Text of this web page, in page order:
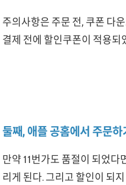
주의사항은 주문 전, 쿠폰 다
결제 전에 할인쿠폰이 적용되
둘째, 애플 공홈에서 주문하
만약 11번가도 품절이 되었다
리게 된다. 그리고 할인이 되